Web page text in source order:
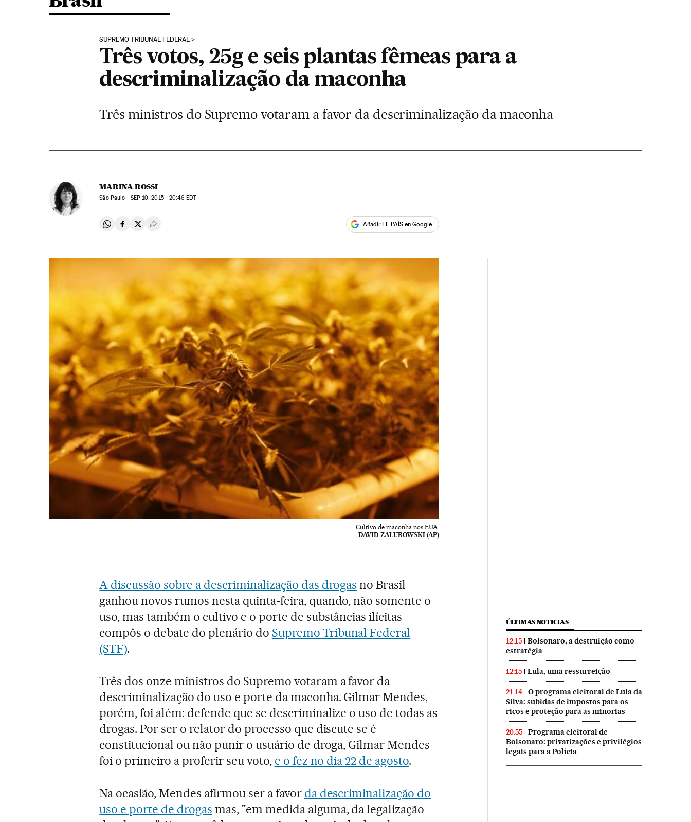
SUPREMO TRIBUNAL FEDERAL
Três votos, 25g e seis plantas fêmeas para a
descriminalização da maconha
Três ministros do Supremo votaram a favor da descriminalização da maconha
MARINA ROSSI
São Paulo - SEP10, 2015 - 20:46 EDT
Compartir en Whatsapp
Compartir en Facebook
Compartir en Twitter
Desplegar Redes Sociales Añadir EL PAÍS en Google
Cultivo de maconha nos EUA.
DAVID ZALUBOWSKI (AP)
A discussão sobre a descriminalização das drogas no Brasil
ganhou novos rumos nesta quinta-feira, quando, não somente o
uso, mas também o cultivo e o porte de substâncias ilícitas
compôs o debate do plenário do Supremo Tribunal Federal
(STF).
Três dos onze ministros do Supremo votaram a favor da
descriminalização do uso e porte da maconha. Gilmar Mendes,
porém, foi além: defende que se descriminalize o uso de todas as
drogas. Por ser o relator do processo que discute se é
constitucional ou não punir o usuário de droga, Gilmar Mendes
foi o primeiro a proferir seu voto, e o fez no dia 22 de agosto.
Na ocasião, Mendes afirmou ser a favor da descriminalização do
uso e porte de drogas mas, "em medida alguma, da legalização
ÚLTIMAS NOTICIAS
12:15
Bolsonaro, a destruição como
estratégia
12:15 Lula, uma ressurreição
21:14
O programa eleitoral de Lula da
Silva: subidas de impostos para os
ricos e proteção para as minorias
20:55
Programa eleitoral de
Bolsonaro: privatizações e privilégios
legais para a Polícia